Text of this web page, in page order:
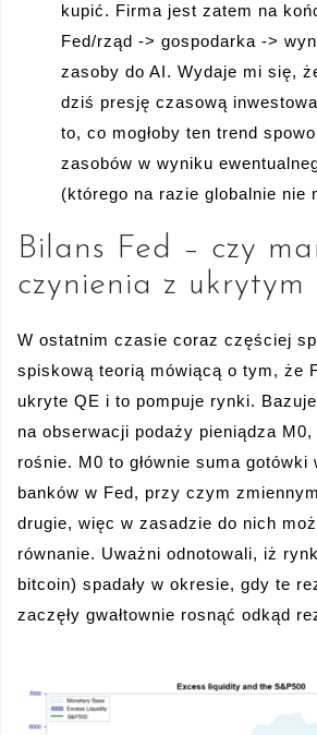
kupić. Firma jest zatem na
Fed/rząd -> gospodarka ->
zasoby do AI. Wydaje mi się,
dziś presję czasową
to, co mogłoby ten trend
zasobów w wyniku
(którego na razie globalnie nie
Bilans Fed – czy
czynienia z ukrytym
W ostatnim czasie coraz częściej
spiskową teorią mówiącą o tym, że
ukryte QE i to pompuje rynki.
na obserwacji podaży pieniądza
rośnie. M0 to głównie suma gotówki
banków w Fed, przy czym
drugie, więc w zasadzie do nich
równanie. Uważni odnotowali, iż
bitcoin) spadały w okresie, gdy te
zaczęły gwałtownie rosnąć odkąd